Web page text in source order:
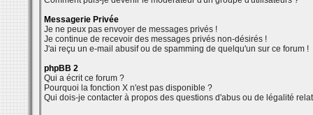
Messagerie Privée
Je ne peux pas envoyer de messages privés !
Je continue de recevoir des messages privés non-désirés !
J'ai reçu un e-mail abusif ou de spamming de quelqu'un sur ce forum !
phpBB 2
Qui a écrit ce forum ?
Pourquoi la fonction X n'est pas disponible ?
Qui dois-je contacter à propos des questions d'abus ou de légalité